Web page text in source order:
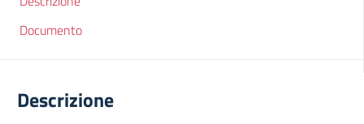
Documento
Descrizione